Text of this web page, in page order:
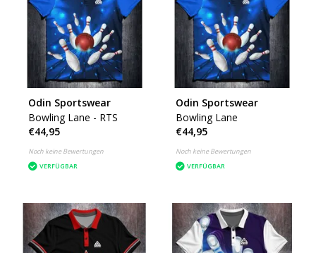
Odin Sportswear
Bowling Lane - RTS
€44,95
Noch keine Bewertungen
VERFÜGBAR
Odin Sportswear
Bowling Lane
€44,95
Noch keine Bewertungen
VERFÜGBAR